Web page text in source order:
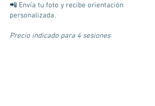
📲 Envía tu foto y recibe orientación
personalizada.
Precio indicado para 4 sesiones